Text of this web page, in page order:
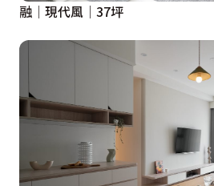
融│現代風│37坪